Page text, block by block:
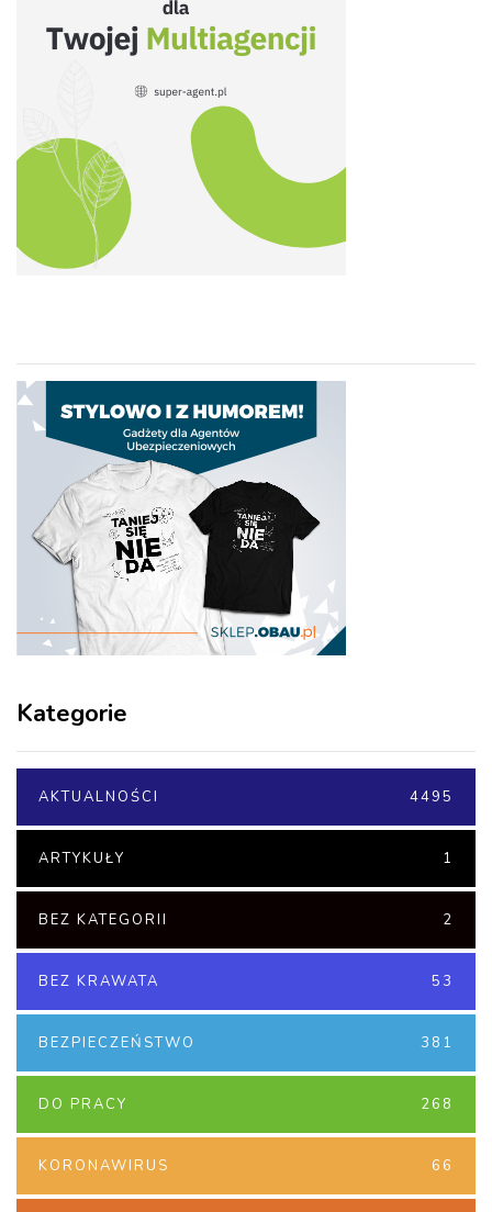
Kategorie
AKTUALNOŚCI 4495
ARTYKUŁY 1
BEZ KATEGORII 2
BEZ KRAWATA 53
BEZPIECZEŃSTWO 381
DO PRACY 268
KORONAWIRUS 66